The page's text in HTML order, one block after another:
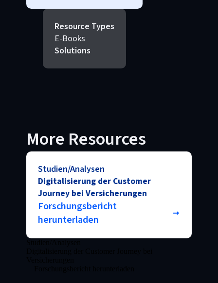
Resource Types
E-Books
Solutions
More Resources
Studien/Analysen
Digitalisierung der Customer
Journey bei Versicherungen
Forschungsbericht
herunterladen